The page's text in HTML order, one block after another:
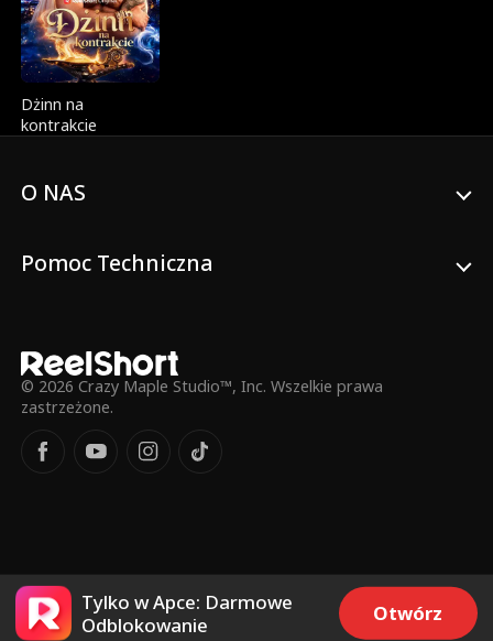
Dżinn na
kontrakcie
O NAS
Pomoc Techniczna
© 2026 Crazy Maple Studio™, Inc. Wszelkie prawa
zastrzeżone.
Tylko w Apce: Darmowe
Odblokowanie
Otwórz